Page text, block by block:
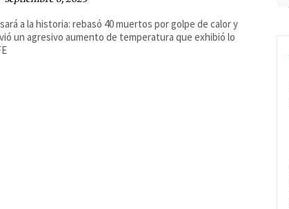
a la historia: rebasó 40 muertos por golpe de calor y
un agresivo aumento de temperatura que exhibió lo